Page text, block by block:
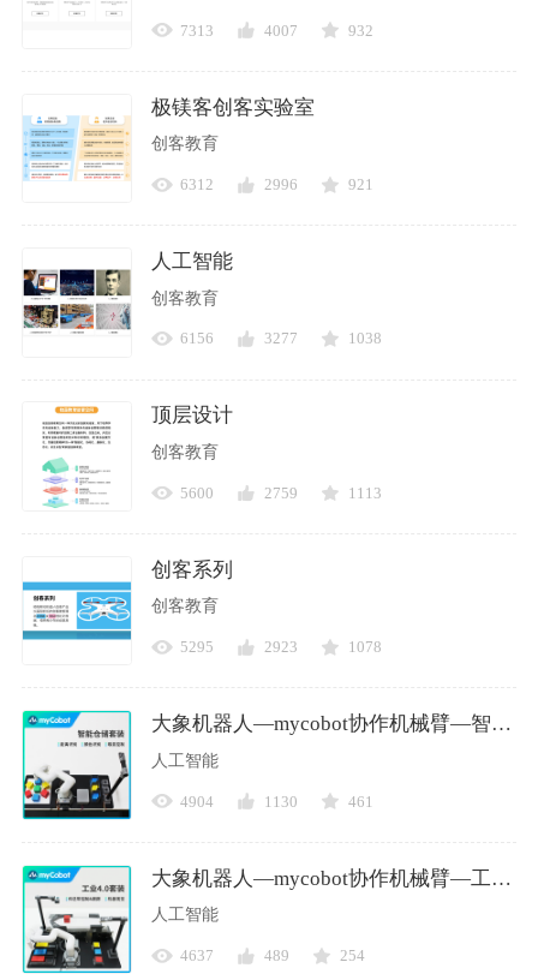
7313 4007 932
极镁客创客实验室
创客教育
6312 2996 921
人工智能
创客教育
6156 3277 1038
顶层设计
创客教育
5600 2759 1113
创客系列
创客教育
5295 2923 1078
大象机器人—mycobot协作机械臂—智能仓储套装—教学/视觉
人工智能
4904 1130 461
大象机器人—mycobot协作机械臂—工业4.0套装—教学/视觉
人工智能
4637 489 254